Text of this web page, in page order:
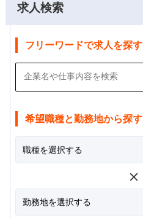
求人検索
フリーワードで求人を探す
希望職種と勤務地から探す